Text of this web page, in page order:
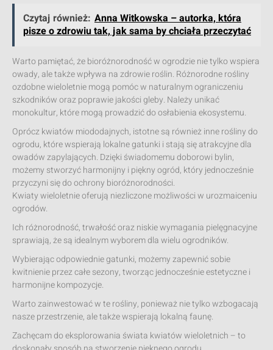
Czytaj również: Anna Witkowska – autorka, która
pisze o zdrowiu tak, jak sama by chciała przeczytać
Warto pamiętać, że bioróżnorodność w ogrodzie nie tylko wspiera
owady, ale także wpływa na zdrowie roślin. Różnorodne rośliny
ozdobne wieloletnie mogą pomóc w naturalnym ograniczeniu
szkodników oraz poprawie jakości gleby. Należy unikać
monokultur, które mogą prowadzić do osłabienia ekosystemu.
Oprócz kwiatów miododajnych, istotne są również inne rośliny do
ogrodu, które wspierają lokalne gatunki i stają się atrakcyjne dla
owadów zapylających. Dzięki świadomemu doborowi bylin,
możemy stworzyć harmonijny i piękny ogród, który jednocześnie
przyczyni się do ochrony bioróżnorodności.
Kwiaty wieloletnie oferują niezliczone możliwości w urozmaiceniu
ogrodów.
Ich różnorodność, trwałość oraz niskie wymagania pielęgnacyjne
sprawiają, że są idealnym wyborem dla wielu ogrodników.
Wybierając odpowiednie gatunki, możemy zapewnić sobie
kwitnienie przez całe sezony, tworząc jednocześnie estetyczne i
harmonijne kompozycje.
Warto zainwestować w te rośliny, ponieważ nie tylko wzbogacają
nasze przestrzenie, ale także wspierają lokalną faunę.
Zachęcam do eksplorowania świata kwiatów wieloletnich – to